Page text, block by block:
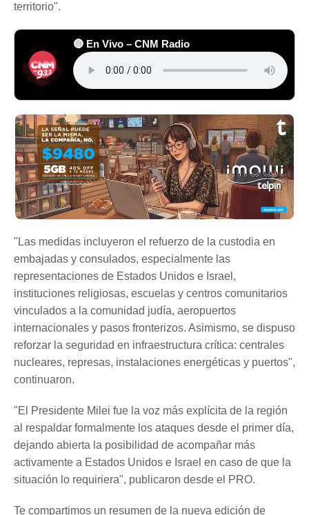
territorio".
🔴 En Vivo – CNM Radio
"Las medidas incluyeron el refuerzo de la custodia en
embajadas y consulados, especialmente las
representaciones de Estados Unidos e Israel,
instituciones religiosas, escuelas y centros comunitarios
vinculados a la comunidad judía, aeropuertos
internacionales y pasos fronterizos. Asimismo, se dispuso
reforzar la seguridad en infraestructura crítica: centrales
nucleares, represas, instalaciones energéticas y puertos",
continuaron.
"El Presidente Milei fue la voz más explícita de la región
al respaldar formalmente los ataques desde el primer día,
dejando abierta la posibilidad de acompañar más
activamente a Estados Unidos e Israel en caso de que la
situación lo requiriera", publicaron desde el PRO.
Te compartimos un resumen de la nueva edición de